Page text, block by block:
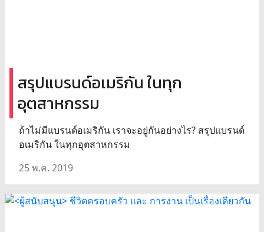
สรุปแบรนด์อเมริกัน ในทุก
อุตสาหกรรม
ถ้าไม่มีแบรนด์อเมริกัน เราจะอยู่กันอย่างไร? สรุปแบรนด์
อเมริกัน ในทุกอุตสาหกรรม
25 พ.ค. 2019